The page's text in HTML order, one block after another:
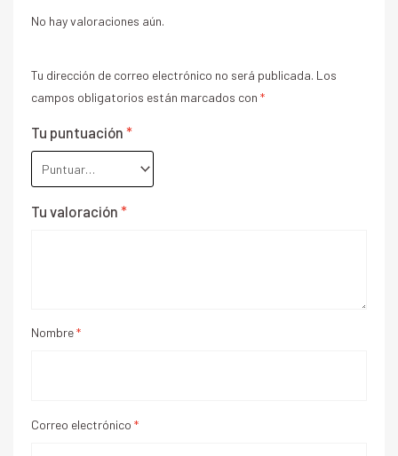
No hay valoraciones aún.
Tu dirección de correo electrónico no será publicada. Los
campos obligatorios están marcados con *
Tu puntuación *
Tu valoración *
Nombre*
Correo electrónico *